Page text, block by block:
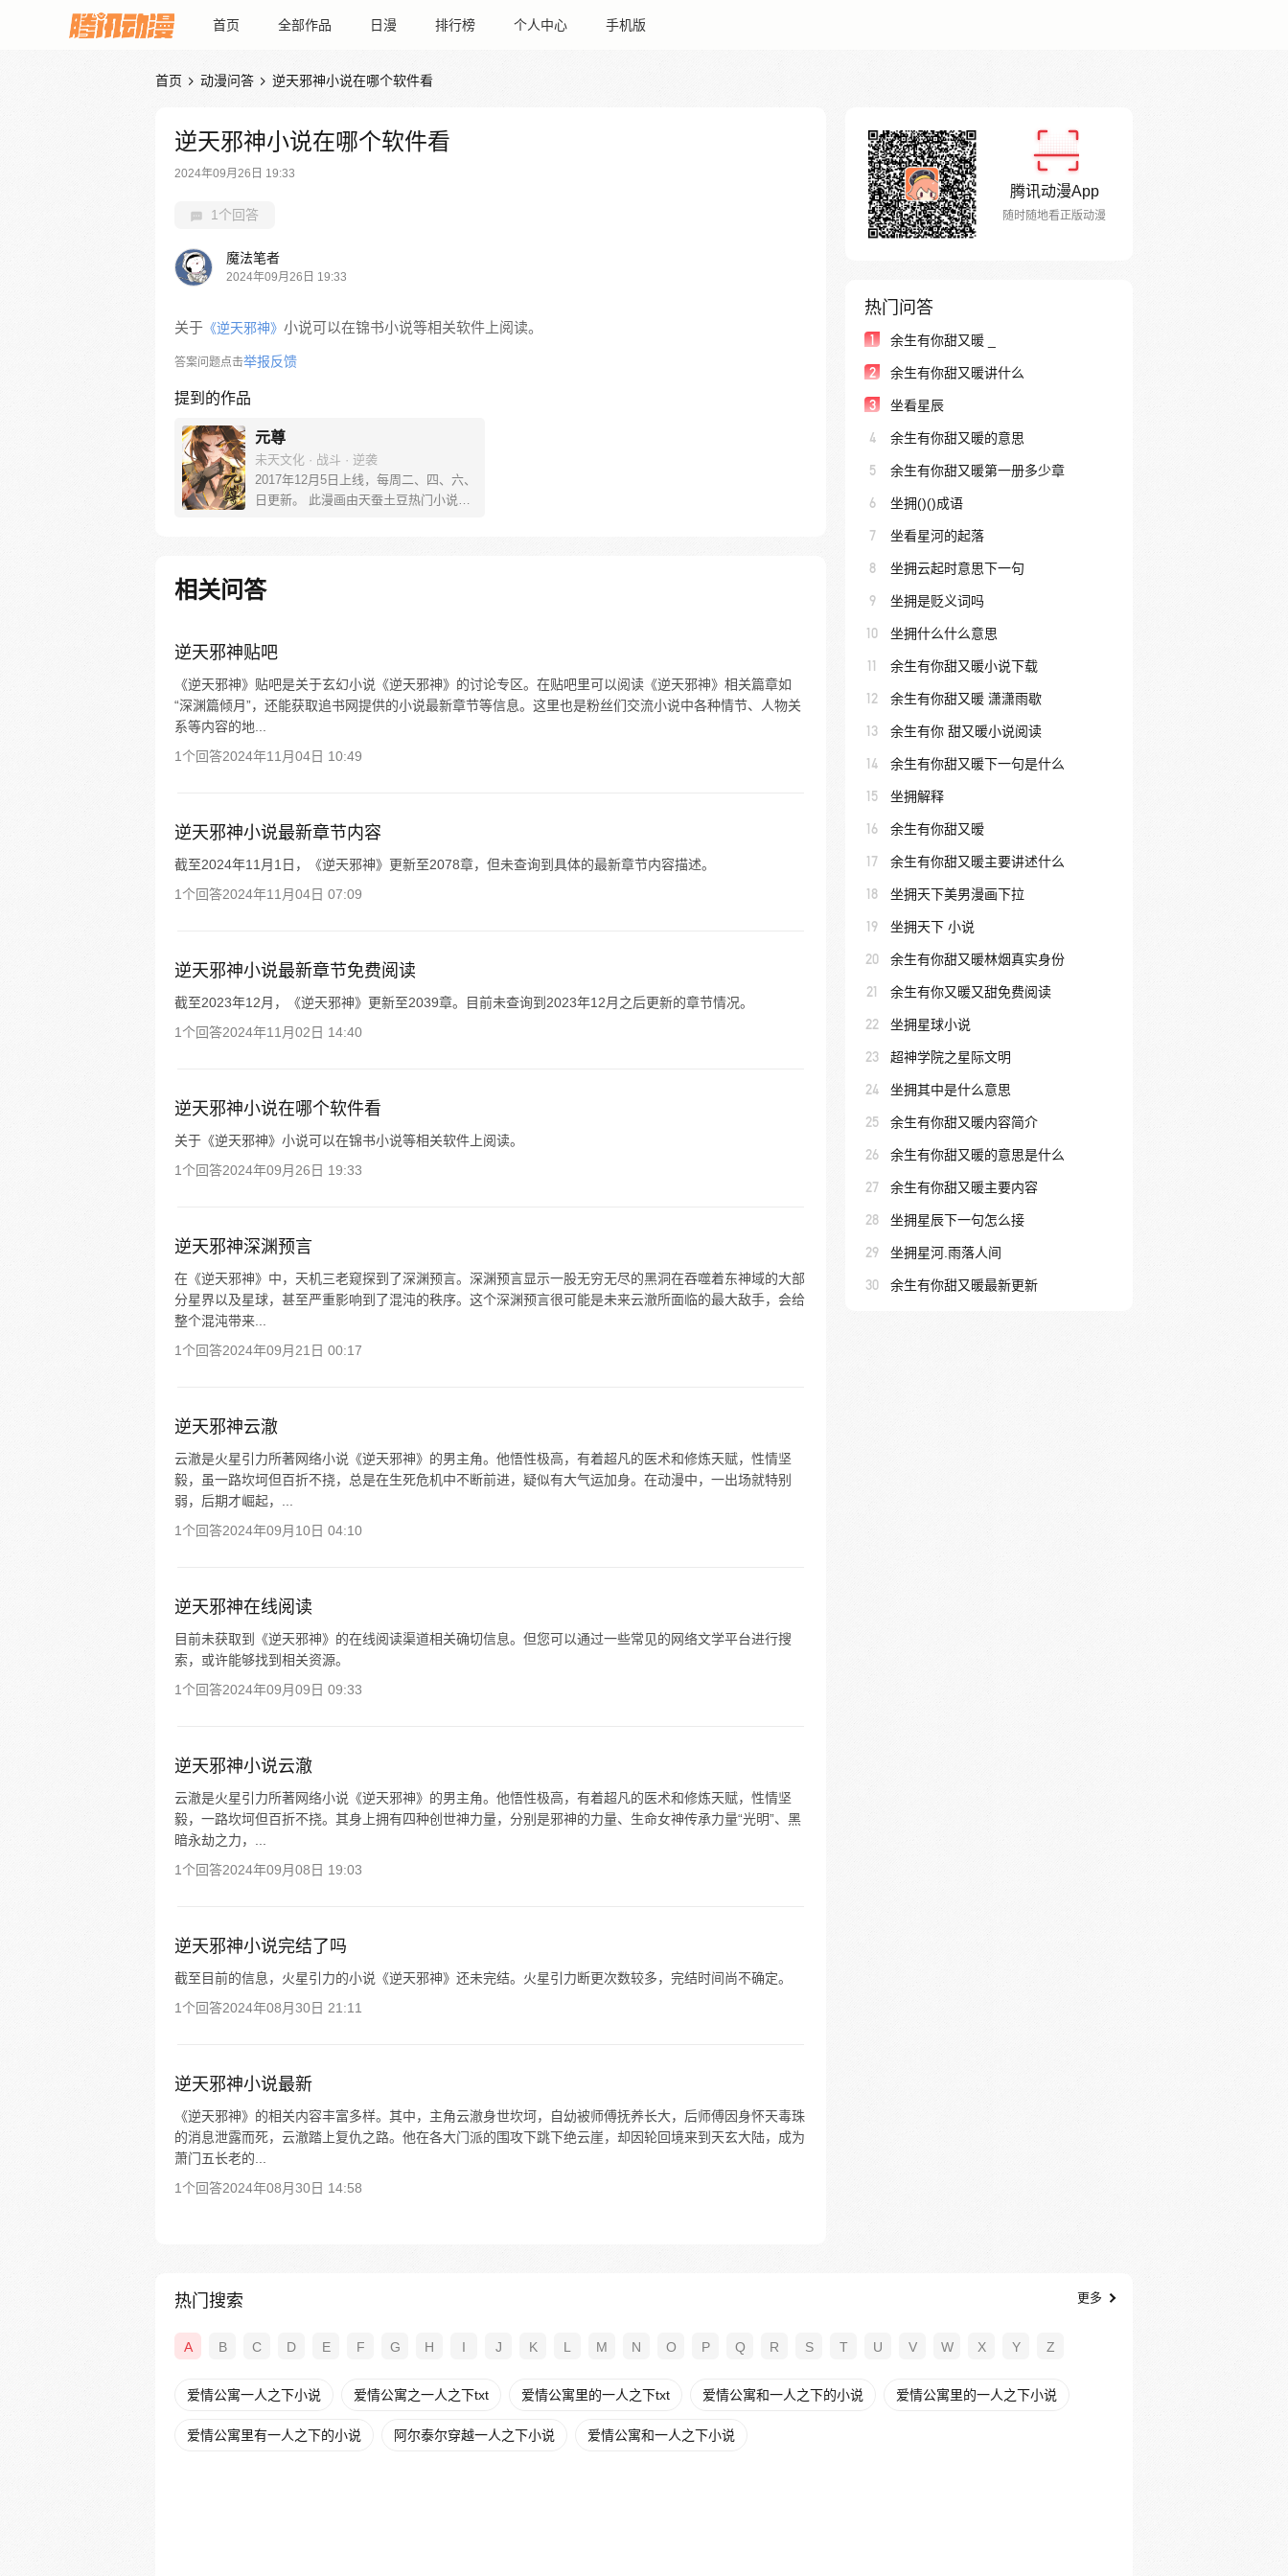
首页 全部作品 日漫 排行榜 个人中心 手机版
首页  动漫问答  逆天邪神小说在哪个软件看
逆天邪神小说在哪个软件看
2024年09月26日 19:33
1个回答
魔法笔者
2024年09月26日 19:33
关于 《逆天邪神》 小说可以在锦书小说等相关软件上阅读。
答案问题点击举报反馈
提到的作品
元尊
未天文化 · 战斗 · 逆袭
2017年12月5日上线，每周二、四、六、
日更新。 此漫画由天蚕土豆热门小说
起？！
相关问答
逆天邪神贴吧
《逆天邪神》贴吧是关于玄幻小说《逆天邪神》的讨论专区。在贴吧里可以阅读《逆天邪神》相关篇章如
“深渊篇倾月”，还能获取追书网提供的小说最新章节等信息。这里也是粉丝们交流小说中各种情节、人物关
系等内容的地...
1个回答2024年11月04日 10:49
逆天邪神小说最新章节内容
截至2024年11月1日，《逆天邪神》更新至2078章，但未查询到具体的最新章节内容描述。
1个回答2024年11月04日 07:09
逆天邪神小说最新章节免费阅读
截至2023年12月，《逆天邪神》更新至2039章。目前未查询到2023年12月之后更新的章节情况。
1个回答2024年11月02日 14:40
逆天邪神小说在哪个软件看
关于《逆天邪神》小说可以在锦书小说等相关软件上阅读。
1个回答2024年09月26日 19:33
逆天邪神深渊预言
在《逆天邪神》中，天机三老窥探到了深渊预言。深渊预言显示一股无穷无尽的黑洞在吞噬着东神域的大部
分星界以及星球，甚至严重影响到了混沌的秩序。这个深渊预言很可能是未来云澈所面临的最大敌手，会给
整个混沌带来...
1个回答2024年09月21日 00:17
逆天邪神云澈
云澈是火星引力所著网络小说《逆天邪神》的男主角。他悟性极高，有着超凡的医术和修炼天赋，性情坚
毅，虽一路坎坷但百折不挠，总是在生死危机中不断前进，疑似有大气运加身。在动漫中，一出场就特别
弱，后期才崛起，...
1个回答2024年09月10日 04:10
逆天邪神在线阅读
目前未获取到《逆天邪神》的在线阅读渠道相关确切信息。但您可以通过一些常见的网络文学平台进行搜
索，或许能够找到相关资源。
1个回答2024年09月09日 09:33
逆天邪神小说云澈
云澈是火星引力所著网络小说《逆天邪神》的男主角。他悟性极高，有着超凡的医术和修炼天赋，性情坚
毅，一路坎坷但百折不挠。其身上拥有四种创世神力量，分别是邪神的力量、生命女神传承力量“光明”、黑
暗永劫之力，...
1个回答2024年09月08日 19:03
逆天邪神小说完结了吗
截至目前的信息，火星引力的小说《逆天邪神》还未完结。火星引力断更次数较多，完结时间尚不确定。
1个回答2024年08月30日 21:11
逆天邪神小说最新
《逆天邪神》的相关内容丰富多样。其中，主角云澈身世坎坷，自幼被师傅抚养长大，后师傅因身怀天毒珠
的消息泄露而死，云澈踏上复仇之路。他在各大门派的围攻下跳下绝云崖，却因轮回境来到天玄大陆，成为
萧门五长老的...
1个回答2024年08月30日 14:58
腾讯动漫App
随时随地看正版动漫
热门问答
1 余生有你甜又暖 _
2 余生有你甜又暖讲什么
3 坐看星辰
4 余生有你甜又暖的意思
5 余生有你甜又暖第一册多少章
6 坐拥()()成语
7 坐看星河的起落
8 坐拥云起时意思下一句
9 坐拥是贬义词吗
10 坐拥什么什么意思
11 余生有你甜又暖小说下载
12 余生有你甜又暖 潇潇雨歇
13 余生有你 甜又暖小说阅读
14 余生有你甜又暖下一句是什么
15 坐拥解释
16 余生有你甜又暧
17 余生有你甜又暖主要讲述什么
18 坐拥天下美男漫画下拉
19 坐拥天下 小说
20 余生有你甜又暖林烟真实身份
21 余生有你又暖又甜免费阅读
22 坐拥星球小说
23 超神学院之星际文明
24 坐拥其中是什么意思
25 余生有你甜又暖内容简介
26 余生有你甜又暖的意思是什么
27 余生有你甜又暖主要内容
28 坐拥星辰下一句怎么接
29 坐拥星河.雨落人间
30 余生有你甜又暖最新更新
热门搜索 更多
A B C D E F G H I J K L M N O P Q R S T U V W X Y Z
爱情公寓一人之下小说 爱情公寓之一人之下txt 爱情公寓里的一人之下txt 爱情公寓和一人之下的小说 爱情公寓里的一人之下小说
爱情公寓里有一人之下的小说 阿尔泰尔穿越一人之下小说 爱情公寓和一人之下小说